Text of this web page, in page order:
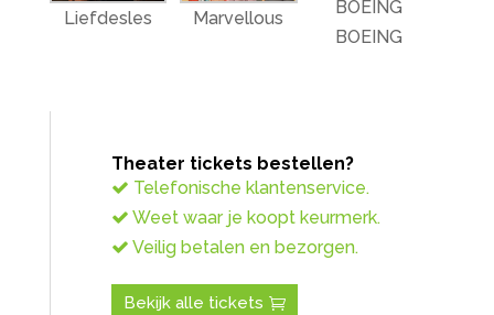
Liefdesles Marvellous
BOEING
BOEING
Theater tickets bestellen?
Telefonische klantenservice.
Weet waar je koopt keurmerk.
Veilig betalen en bezorgen.
Bekijk alle tickets